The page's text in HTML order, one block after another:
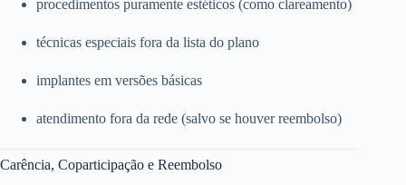
procedimentos puramente estéticos (como clareamento)
técnicas especiais fora da lista do plano
implantes em versões básicas
atendimento fora da rede (salvo se houver reembolso)
Carência, Coparticipação e Reembolso